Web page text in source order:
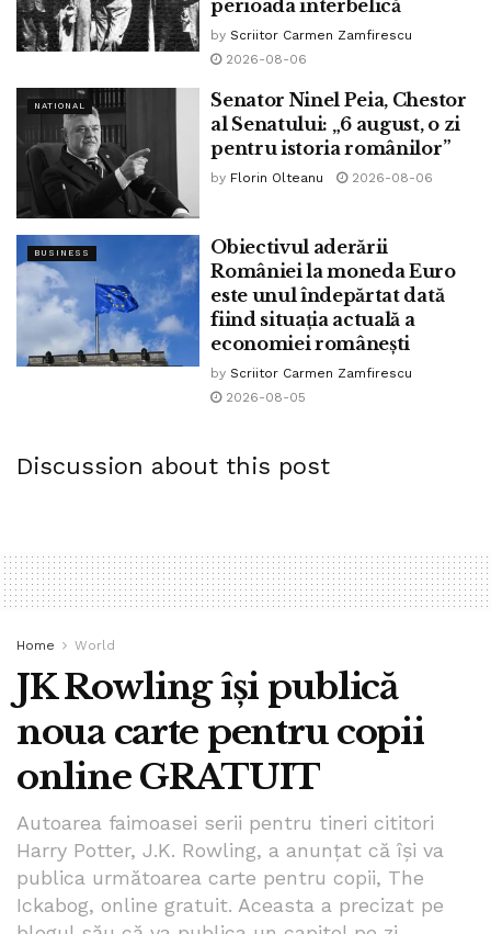
perioada interbelică
by Scriitor Carmen Zamfirescu
2026-08-06
NATIONAL
Senator Ninel Peia, Chestor
al Senatului: „6 august, o zi
pentru istoria românilor”
by Florin Olteanu 2026-08-06
BUSINESS
Obiectivul aderării
României la moneda Euro
este unul îndepărtat dată
fiind situația actuală a
economiei românești
by Scriitor Carmen Zamfirescu
2026-08-05
Discussion about this post
Home World
JK Rowling își publică
noua carte pentru copii
online GRATUIT
Autoarea faimoasei serii pentru tineri cititori
Harry Potter, J.K. Rowling, a anunțat că își va
publica următoarea carte pentru copii, The
Ickabog, online gratuit. Aceasta a precizat pe